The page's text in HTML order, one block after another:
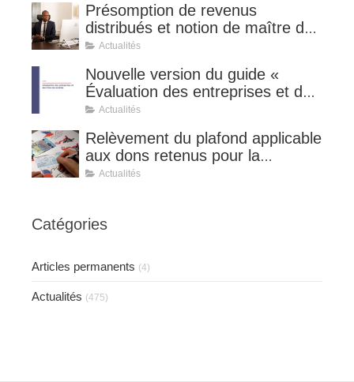
Présomption de revenus
distribués et notion de maître de
l'affaire (CE 8 juillet 2026, n°
Actualités
Nouvelle version du guide «
Évaluation des entreprises et des
titres de sociétés ».
Actualités
Relèvement du plafond applicable
aux dons retenus pour la
détermination de la réduction
Actualités
Catégories
Articles permanents (4)
Actualités (475)